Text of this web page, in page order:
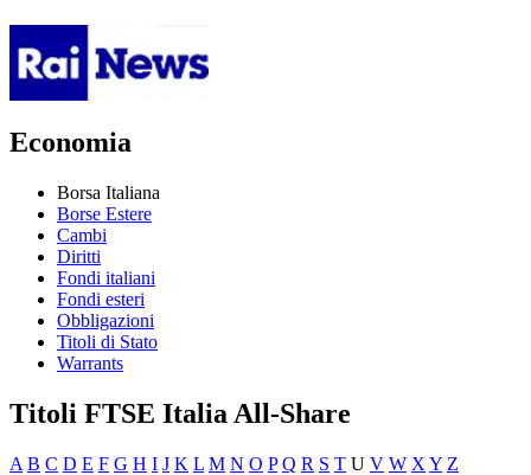
Economia
Borsa Italiana
Borse Estere
Cambi
Diritti
Fondi italiani
Fondi esteri
Obbligazioni
Titoli di Stato
Warrants
Titoli FTSE Italia All-Share
A B C D E F G H I J K L M N O P Q R S T U V W X Y Z